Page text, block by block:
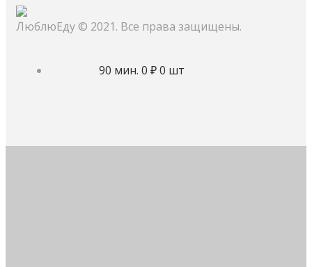
ЛюблюЕду © 2021. Все права защищены.
90 мин. 0 ₽0 шт